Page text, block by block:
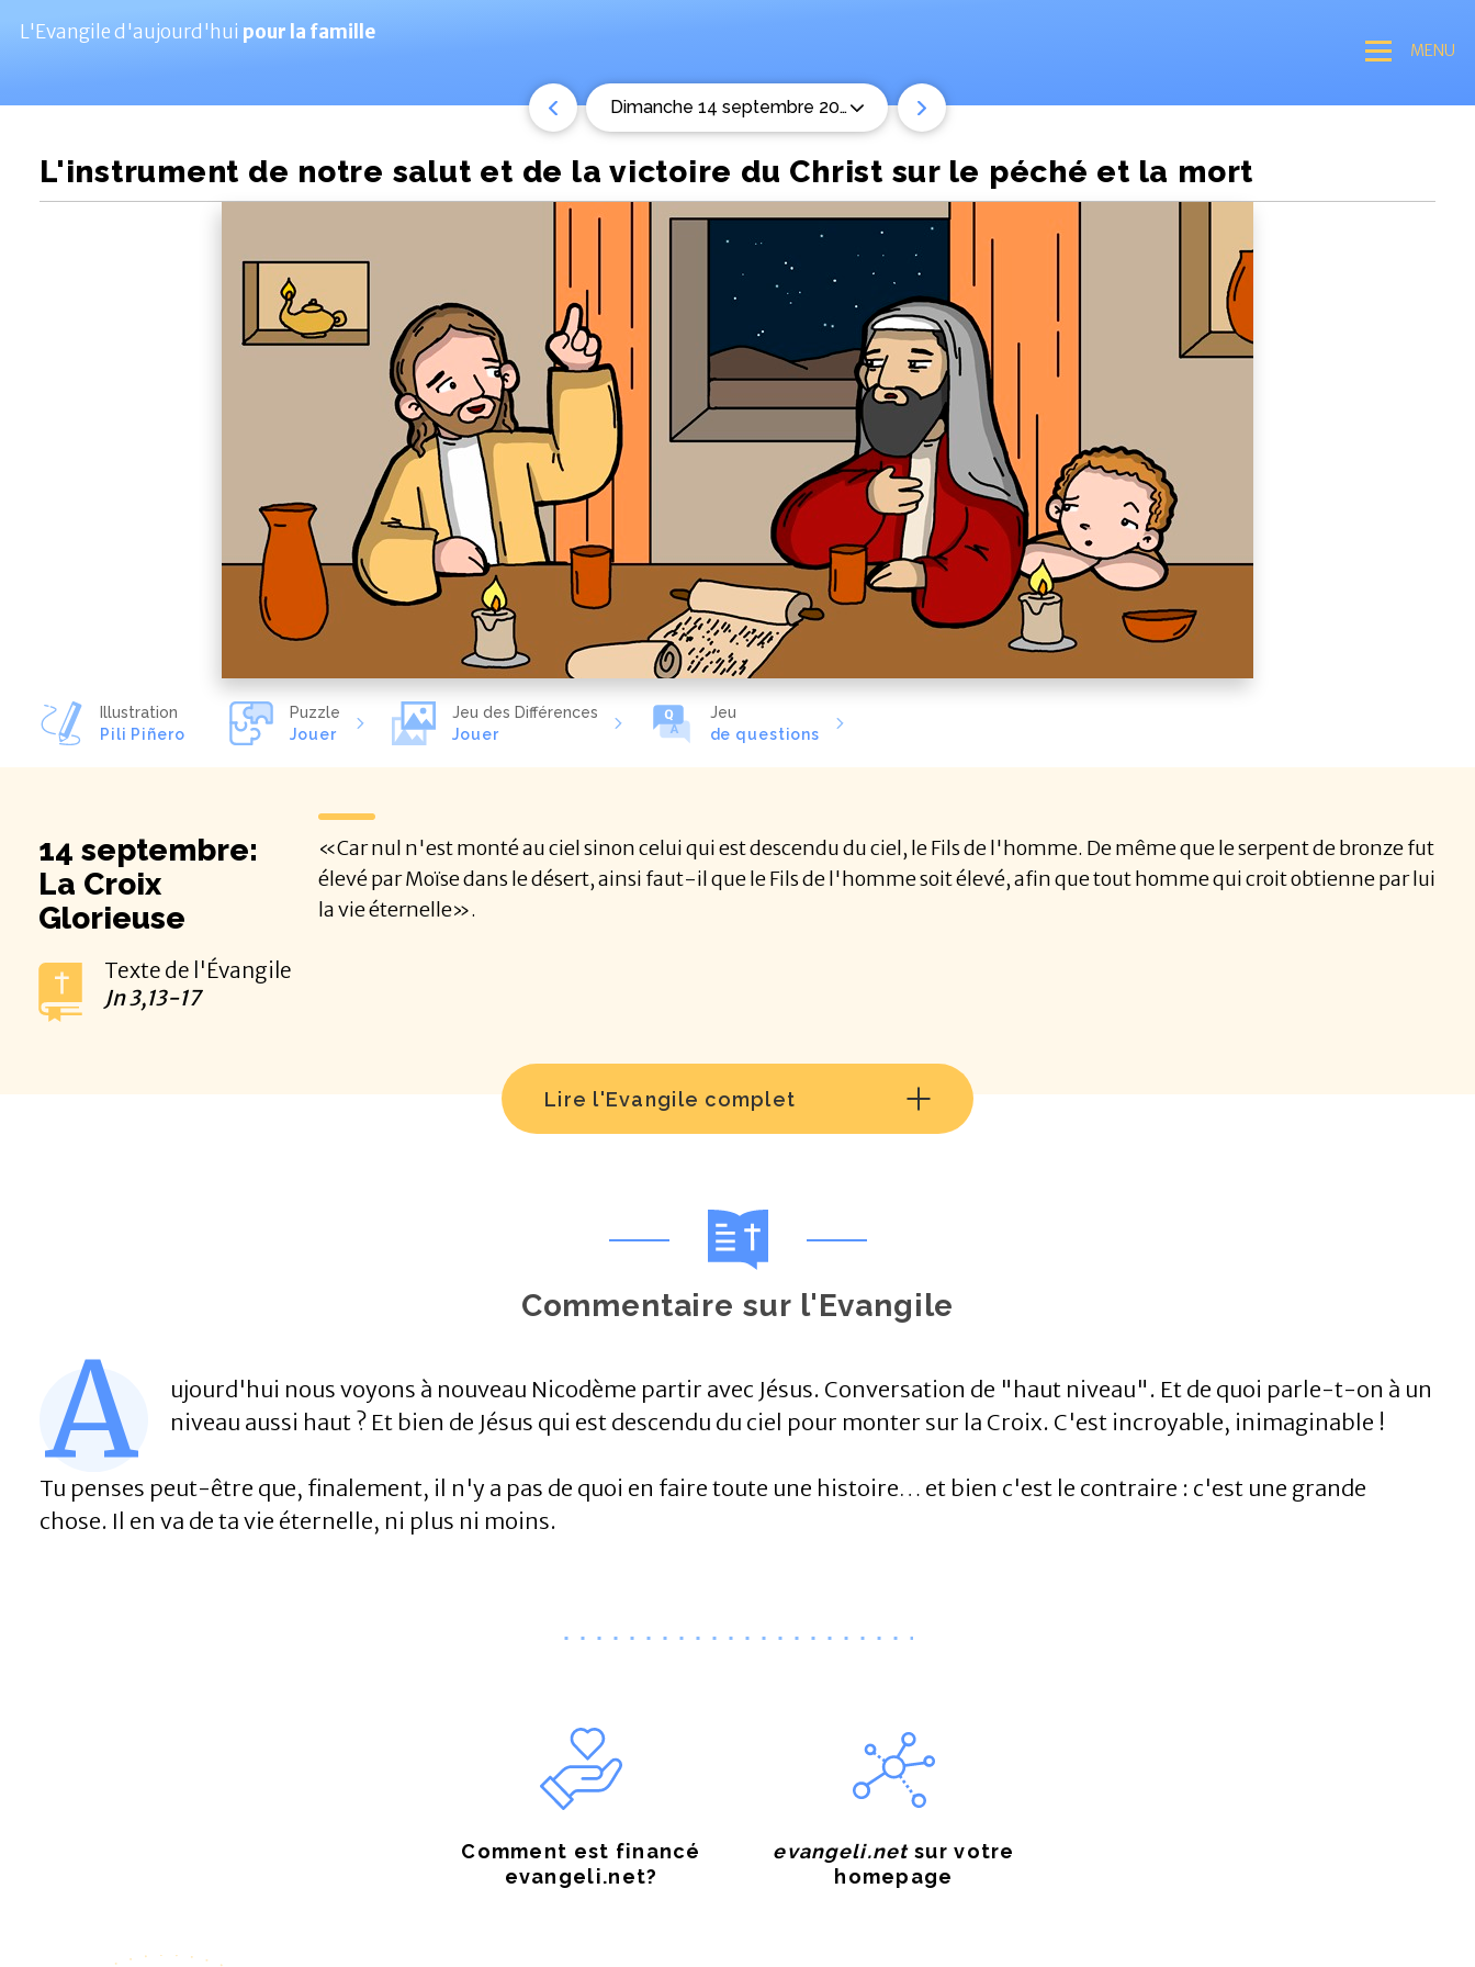
L'Evangile d'aujourd'hui pour la famille
MENU
dimanche 14 septembre 2025
L'instrument de notre salut et de la victoire du Christ sur le péché et la mort
Illustration
Pili Piñero
Puzzle
Jouer
Jeu des Différences
Jouer
Jeu
de questions
14 septembre:
La Croix
Glorieuse
Texte de l'Évangile
Jn3,13-17
«Car nul n'est monté au ciel sinon celui qui est descendu du ciel, le Fils de l'homme. De même que le serpent de bronze fut
élevé par Moïse dans le désert, ainsi faut-il que le Fils de l'homme soit élevé, afin que tout homme qui croit obtienne par lui
la vie éternelle».
Lire l'Evangile complet
Commentaire sur l'Evangile
A
ujourd'hui nous voyons à nouveau Nicodème partir avec Jésus. Conversation de "haut niveau". Et de quoi parle-t-on à un
niveau aussi haut ? Et bien de Jésus qui est descendu du ciel pour monter sur la Croix. C'est incroyable, inimaginable !
Tu penses peut-être que, finalement, il n'y a pas de quoi en faire toute une histoire… et bien c'est le contraire : c'est une grande
chose. Il en va de ta vie éternelle, ni plus ni moins.
Comment est financé
evangeli.net?
evangeli.netsur votre
homepage